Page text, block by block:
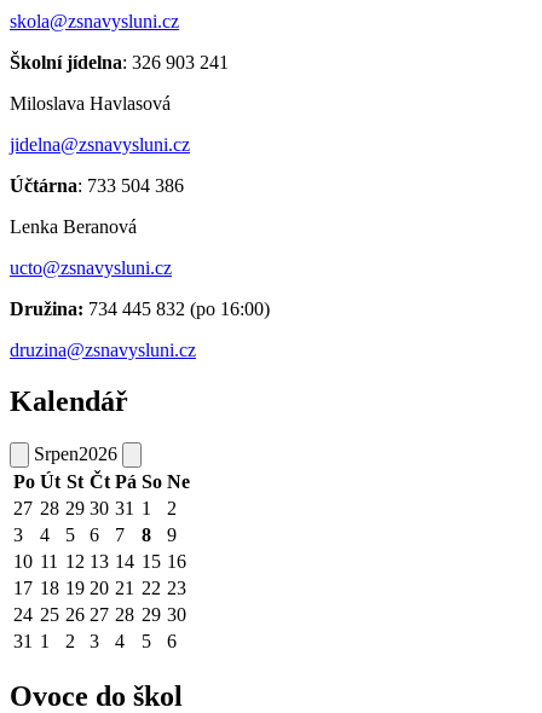
skola@zsnavysluni.cz
Školní jídelna: 326 903 241
Miloslava Havlasová
jidelna@zsnavysluni.cz
Účtárna: 733 504 386
Lenka Beranová
ucto@zsnavysluni.cz
Družina: 734 445 832 (po 16:00)
druzina@zsnavysluni.cz
Kalendář
Srpen2026
Po Út St Čt Pá So Ne
27 28 29 30 31 1
2
3
4 5 6 7 8
9
10 11 12 13 14 15 16
17 18 19 20 21 22 23
24 25 26 27 28 29 30
31 1 2 3 4 5 6
Ovoce do škol